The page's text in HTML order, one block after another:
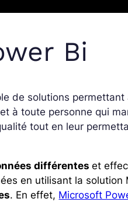
Bi
de solutions
à toute personne qui
tout en leur
différenteset
en utilisant la solution
. En effet, Microsoft